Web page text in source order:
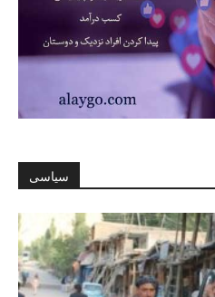
سیاسی